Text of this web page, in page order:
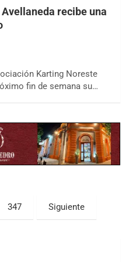
Avellaneda recibe una
Karting Noreste
fin de semana su…
347 Siguiente